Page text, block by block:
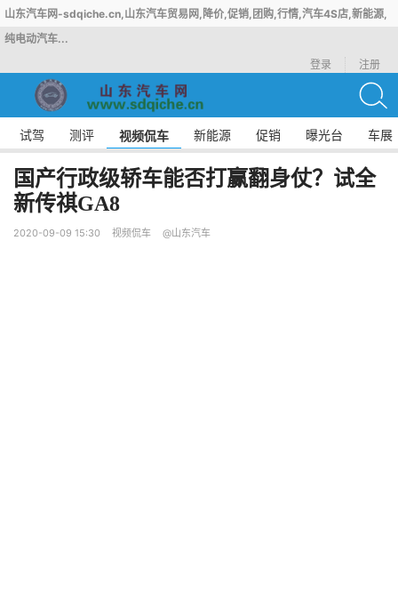
山东汽车网-sdqiche.cn,山东汽车贸易网,降价,促销,团购,行情,汽车4S店,新能源,
纯电动汽车...
登录
注册
试驾 测评 视频侃车 新能源 促销 曝光台 车展
国产行政级轿车能否打赢翻身仗？试全
新传祺GA8
2020-09-09 15:30 视频侃车 @山东汽车